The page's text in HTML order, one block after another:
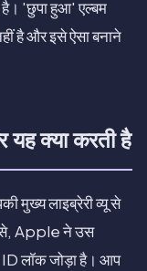
है। 'छुपा हुआ' एल्बम
है और इसे ऐसा बनाने
क्या करती है
मुख्य लाइब्रेरी व्यू से
से, Apple ने उस
लॉक जोड़ा है। आप